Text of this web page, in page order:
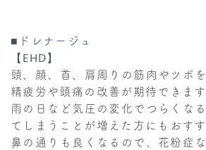
■ドレナージュ
【EHD】
頭、顔、首、肩周りの筋肉やツボ
精疲労や頭痛の改善が期待できます
雨の日など気圧の変化でつらくな
てしまうことが増えた方にもおすす
鼻の通りも良くなるので、花粉症